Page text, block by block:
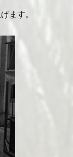
ます。